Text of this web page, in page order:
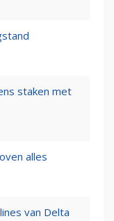
staken met
alles
van Delta